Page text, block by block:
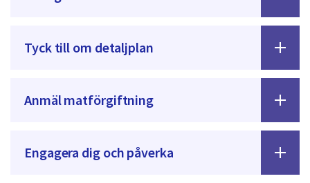
Tyck till om detaljplan
Anmäl matförgiftning
Engagera dig och påverka